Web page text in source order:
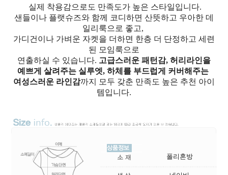
실제 착용감으로도 만족도가 높은 스타일입니다.
샌들이나 플랫슈즈와 함께 코디하면 산뜻하고 우아한 데
일리룩으로 좋고,
가디건이나 가벼운 자켓을 더하면 한층 더 단정하고 세련
된 모임룩으로
연출하실 수 있습니다. 고급스러운 패턴감, 허리라인을
예쁘게 살려주는 실루엣, 하체를 부드럽게 커버해주는
여성스러운 라인감까지 모두 갖춘 만족도 높은 추천 아이
템입니다.
폴리혼방